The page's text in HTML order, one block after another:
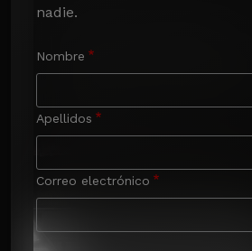
nadie.
Nombre
Apellidos
Correo electrónico